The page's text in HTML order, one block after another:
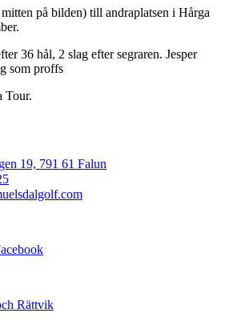
på bilden) till andraplatsen i Hårga
36 hål, 2 slag efter segraren. Jesper
som proffs
Tour.
19, 791 61 Falun